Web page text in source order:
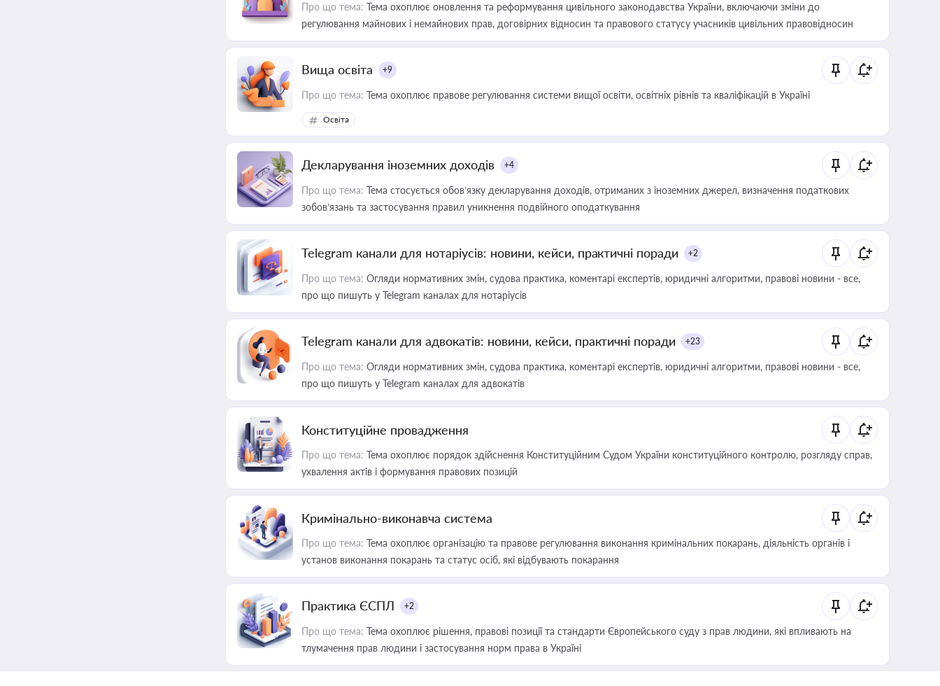
Про що тема: Тема охоплює оновлення та реформування цивільного законодавства України, включаючи зміни до
регулювання майнових і немайнових прав, договірних відносин та правового статусу учасників цивільних правовідносин
Вища освіта +9
Про що тема: Тема охоплює правове регулювання системи вищої освіти, освітніх рівнів та кваліфікацій в Україні
Освіта
Декларування іноземних доходів +4
Про що тема: Тема стосується обов’язку декларування доходів, отриманих з іноземних джерел, визначення податкових
зобов’язань та застосування правил уникнення подвійного оподаткування
Telegram канали для нотаріусів: новини, кейси, практичні поради +2
Про що тема: Огляди нормативних змін, судова практика, коментарі експертів, юридичні алгоритми, правові новини - все,
про що пишуть у Telegram каналах для нотаріусів
Telegram канали для адвокатів: новини, кейси, практичні поради +23
Про що тема: Огляди нормативних змін, судова практика, коментарі експертів, юридичні алгоритми, правові новини - все,
про що пишуть у Telegram каналах для адвокатів
Конституційне провадження
Про що тема: Тема охоплює порядок здійснення Конституційним Судом України конституційного контролю, розгляду справ,
ухвалення актів і формування правових позицій
Кримінально-виконавча система
Про що тема: Тема охоплює організацію та правове регулювання виконання кримінальних покарань, діяльність органів і
установ виконання покарань та статус осіб, які відбувають покарання
Практика ЄСПЛ +2
Про що тема: Тема охоплює рішення, правові позиції та стандарти Європейського суду з прав людини, які впливають на
тлумачення прав людини і застосування норм права в Україні